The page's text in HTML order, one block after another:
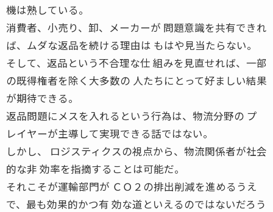
機は熟している。
消費者、小売り、卸、メーカーが 問題意識を共有できれ
ば、ムダな返品を続ける理由は もはや見当たらない。
そして、返品という不合理な仕 組みを見直せれば、一部
の既得権者を除く大多数の 人たちにとって好ましい結果
が期待できる。
返品問題にメスを入れるという行為は、物流分野の プ
レイヤーが主導して実現できる話ではない。
しかし、 ロジスティクスの視点から、物流関係者が社会
的な非 効率を指摘することは可能だ。
それこそが運輸部門が ＣＯ２の排出削減を進めるうえ
で、最も効果的かつ有 効な道といえるのではないだろう